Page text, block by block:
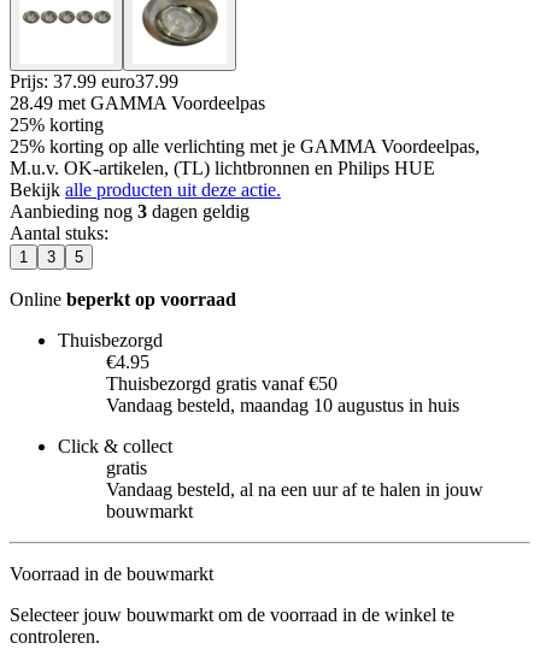
Prijs: 37.99 euro37.99
28.49 met GAMMA Voordeelpas
25% korting
25% korting op alle verlichting met je GAMMA Voordeelpas,
M.u.v. OK-artikelen, (TL) lichtbronnen en Philips HUE
Bekijk alle producten uit deze actie.
Aanbieding nog 3 dagen geldig
Aantal stuks:
1 3 5
Online beperkt op voorraad
Thuisbezorgd
€4.95
Thuisbezorgd gratis vanaf €50
Vandaag besteld, maandag 10 augustus in huis
Click & collect
gratis
Vandaag besteld, al na een uur af te halen in jouw
bouwmarkt
Voorraad in de bouwmarkt
Selecteer jouw bouwmarkt om de voorraad in de winkel te
controleren.